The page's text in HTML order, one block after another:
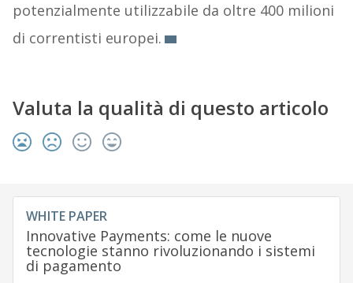
potenzialmente utilizzabile da oltre 400 milioni
di correntisti europei.
Valuta la qualità di questo articolo
WHITE PAPER
Innovative Payments: come le nuove
tecnologie stanno rivoluzionando i sistemi
di pagamento